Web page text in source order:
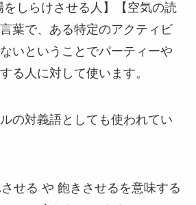
をしらけさせる人】【空気の読
葉で、ある特定のアクティビ
いということでパーティーや
る人に対して使います。
の対義語としても使われてい
させる や 飽きさせるを意味する